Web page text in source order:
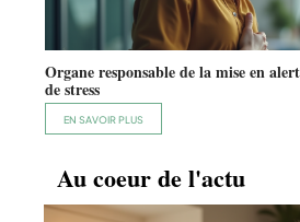
Organe responsable de la mise en
de stress
EN SAVOIR PLUS
Au coeur de l'actu